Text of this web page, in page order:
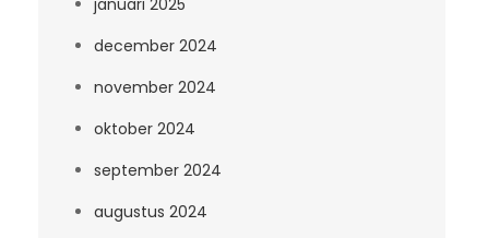
januari 2025
december 2024
november 2024
oktober 2024
september 2024
augustus 2024